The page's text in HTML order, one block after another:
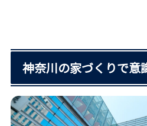
神奈川の家づくりで意